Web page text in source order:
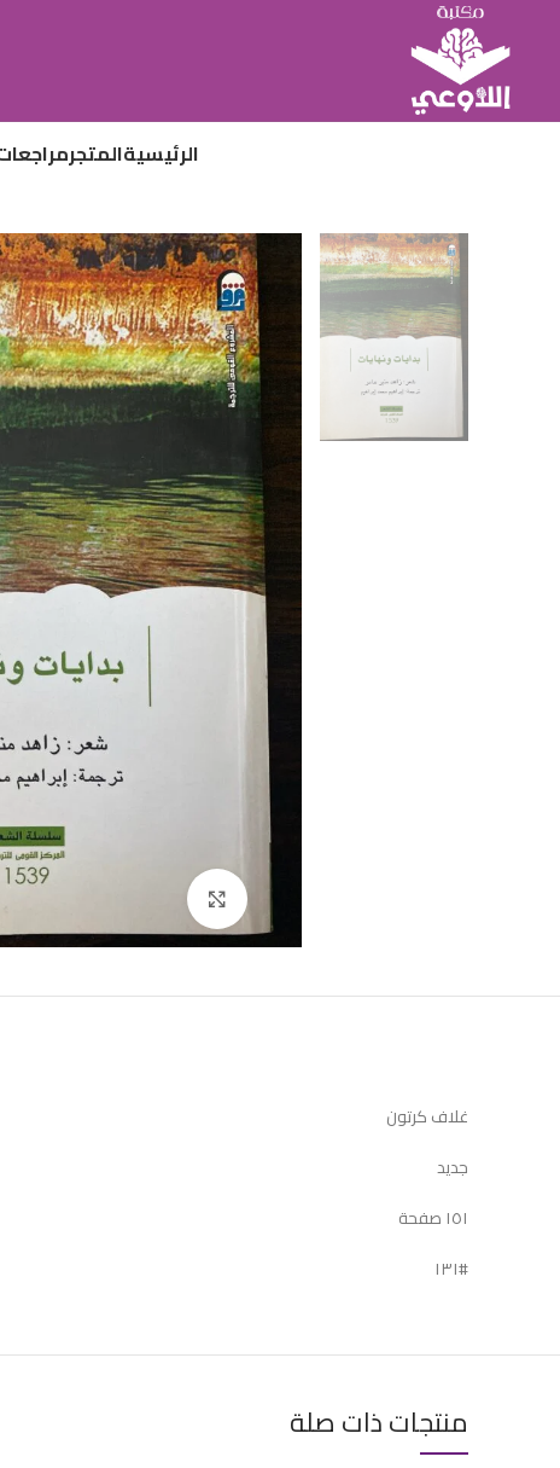
الرئيسيةالمتجر
Click to enlarge
غلاف كرتون
جديد
١٥١ صفحة
#١٣١
منتجات ذات صلة